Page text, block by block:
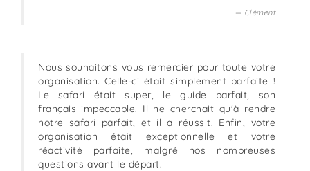
Clément
Nous souhaitons vous remercier pour toute votre
organisation. Celle-ci était simplement parfaite !
Le safari était super, le guide parfait, son
français impeccable. Il ne cherchait qu'à rendre
notre safari parfait, et il a réussit. Enfin, votre
organisation était exceptionnelle et votre
réactivité parfaite, malgré nos nombreuses
questions avant le départ.